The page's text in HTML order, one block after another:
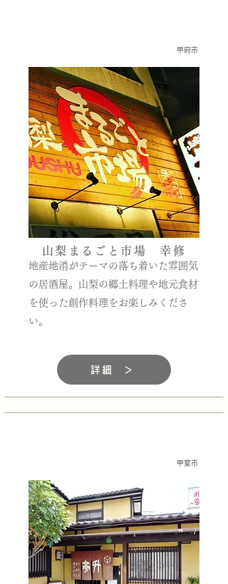
甲府市
山梨まるごと市場 幸修
地産地消がテーマの落ち着いた雰囲気
の居酒屋。山梨の郷土料理や地元食材
を使った創作料理をお楽しみくださ
い。
詳細 ＞
甲斐市